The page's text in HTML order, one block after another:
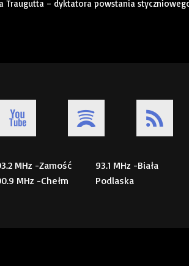
Traugutta – dyktatora powstania
MHz -Zamość
MHz -Chełm
93.1 MHz -Biała
Podlaska